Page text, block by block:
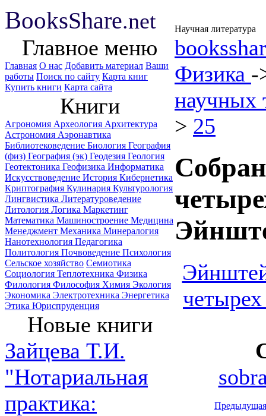
BooksShare.net Научная литература
Главное меню
Главная О нас Добавить материал Ваши
работы Поиск по сайту Карта книг
Купить книги Карта сайта
Книги
Агрономия Археология Архитектура
Астрономия Аэронавтика
Библиотековедение Биология География
(физ) География (эк) Геодезия Геология
Геотектоника Геофизика Информатика
Искусствоведение История Кибернетика
Криптография Кулинария Культурология
Лингвистика Литературоведение
Литология Логика Маркетинг
Математика Машиностроение Медицина
Менеджмент Механика Минералогия
Нанотехнология Педагогика
Политология Почвоведение Психология
Сельское хозяйство Семиотика
Социология Теплотехника Физика
Филология Философия Химия Экология
Экономика Электротехника Энергетика
Этика Юриспруденция
Новые книги
Зайцева Т.И.
"Нотариальная
практика:
Физика -
научных
> 25
Предыдущая